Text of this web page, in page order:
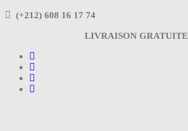
(+212) 608 16 17 74
LIVRAISON GRATUITE